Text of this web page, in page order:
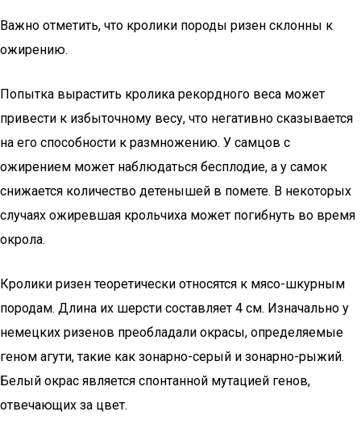
Важно отметить, что кролики породы ризен склонны к
ожирению.
Попытка вырастить кролика рекордного веса может
привести к избыточному весу, что негативно сказывается
на его способности к размножению. У самцов с
ожирением может наблюдаться бесплодие, а у самок
снижается количество детенышей в помете. В некоторых
случаях ожиревшая крольчиха может погибнуть во время
окрола.
Кролики ризен теоретически относятся к мясо-шкурным
породам. Длина их шерсти составляет 4 см. Изначально у
немецких ризенов преобладали окрасы, определяемые
геном агути, такие как зонарно-серый и зонарно-рыжий.
Белый окрас является спонтанной мутацией генов,
отвечающих за цвет.